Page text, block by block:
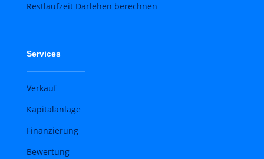
Restlaufzeit Darlehen berechnen
Services
Verkauf
Kapitalanlage
Finanzierung
Bewertung